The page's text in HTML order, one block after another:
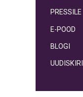
PRESSILE
E-POOD
BLOGI
UUDISKIRI